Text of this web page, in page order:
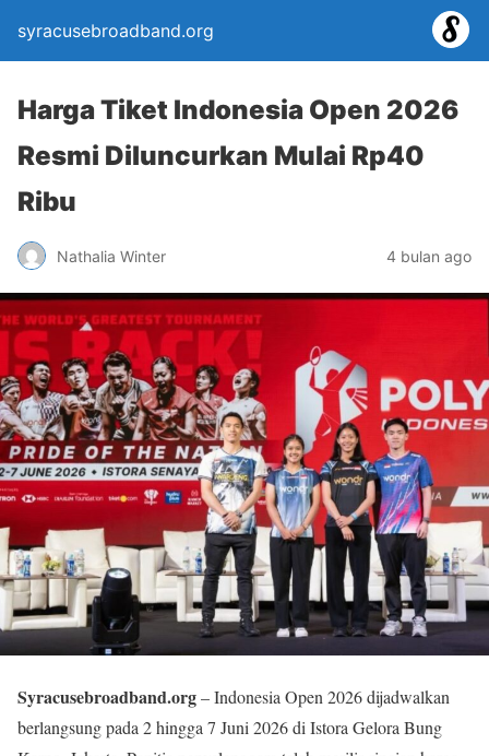
syracusebroadband.org
Harga Tiket Indonesia Open 2026
Resmi Diluncurkan Mulai Rp40
Ribu
Nathalia Winter 4 bulan ago
Syracusebroadband.org– Indonesia Open 2026 dijadwalkan
berlangsung pada 2 hingga 7 Juni 2026 di Istora Gelora Bung